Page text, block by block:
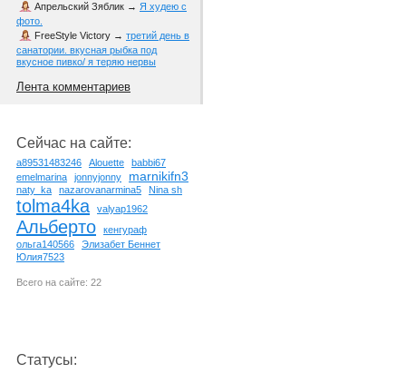
Апрельский Зяблик → Я худею с
фото.
FreeStyle Victory → третий день в
санатории. вкусная рыбка под
вкусное пивко/ я теряю нервы
Лента комментариев
Сейчас на сайте:
a89531483246 Alouette
babbi67
emelmarina
jonnyjonny marnikifn3
naty_ka nazarovanarmina5 Nina sh
tolma4ka valyap1962
Альберто
кенгураф
ольга140566
Элизабет Беннет
Юлия7523
Всего на сайте: 22
Статусы: